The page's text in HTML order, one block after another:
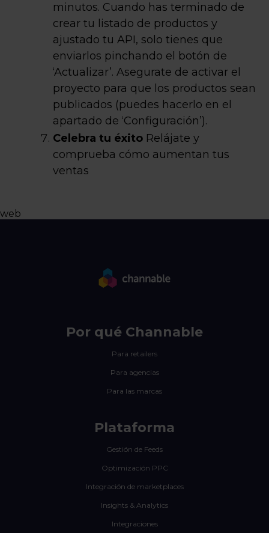
minutos. Cuando has terminado de
crear tu listado de productos y
ajustado tu API, solo tienes que
enviarlos pinchando el botón de
‘Actualizar’. Asegurate de activar el
proyecto para que los productos sean
publicados (puedes hacerlo en el
apartado de ‘Configuración’).
Celebra tu éxito Relájate y
comprueba cómo aumentan tus
ventas
web
Por qué Channable
Para retailers
Para agencias
Para las marcas
Plataforma
Gestión de Feeds
Optimización PPC
Integración de marketplaces
Insights & Analytics
Integraciones